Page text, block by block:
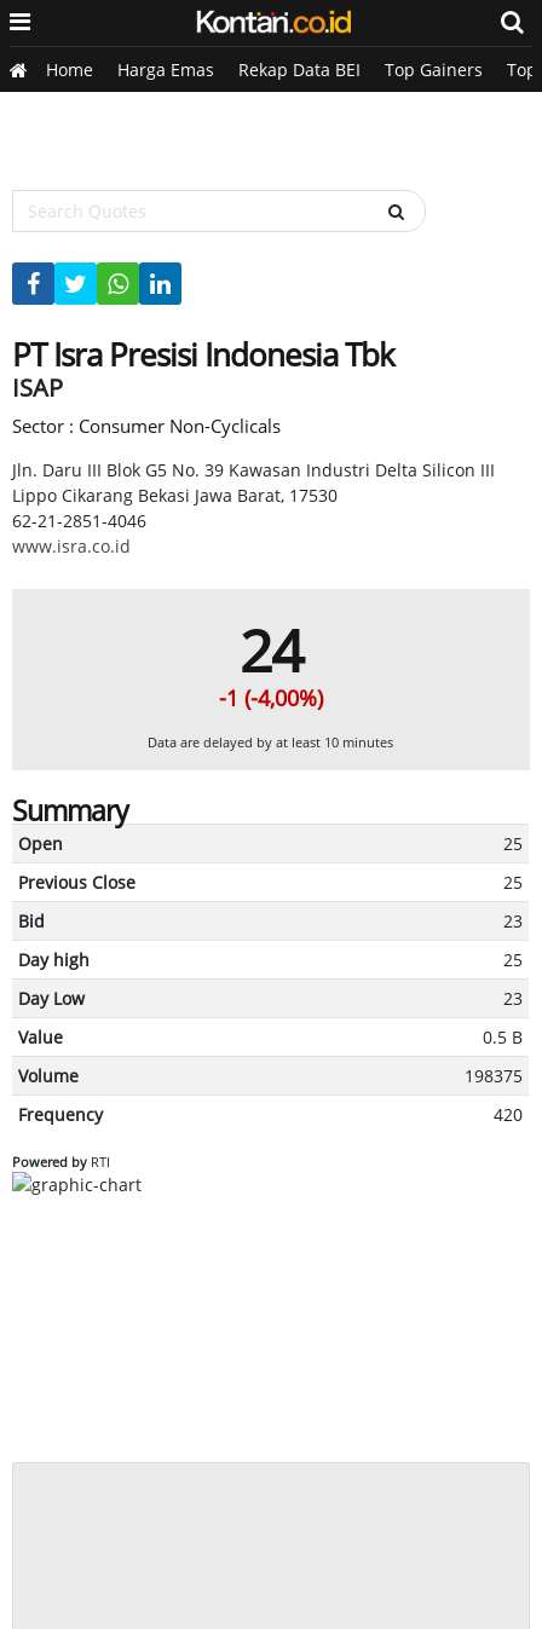
Home Harga Emas Rekap Data BEI Top Gainers Top
PT Isra Presisi Indonesia Tbk
ISAP
Sector : Consumer Non-Cyclicals
Jln. Daru III Blok G5 No. 39 Kawasan Industri Delta Silicon III
Lippo Cikarang Bekasi Jawa Barat, 17530
62-21-2851-4046
www.isra.co.id
24
-1 (-4,00%)
Data are delayed by at least 10 minutes
Summary
Open
25
Previous Close
25
Bid
23
Day high
25
Day Low
23
Value
0.5 B
Volume
198375
Frequency
420
Powered by RTI